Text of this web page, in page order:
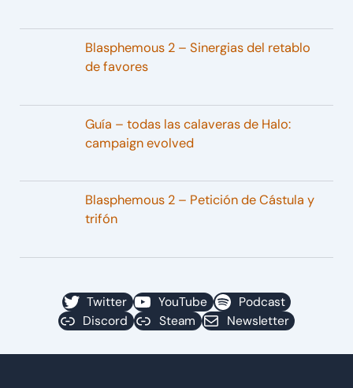
Blasphemous 2 – Sinergias del retablo
de favores
Guía – todas las calaveras de Halo:
campaign evolved
Blasphemous 2 – Petición de Cástula y
trifón
Twitter YouTube
Podcast
Discord
Steam Newsletter